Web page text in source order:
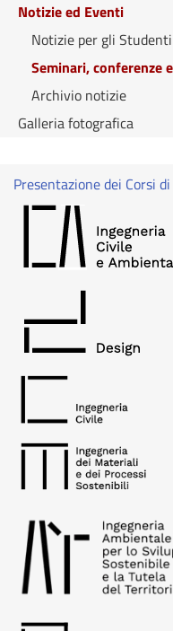
Notizie ed Eventi
Notizie per gli Studenti
Seminari, conferenze
Archivio notizie
Galleria fotografica
Presentazione dei Corsi